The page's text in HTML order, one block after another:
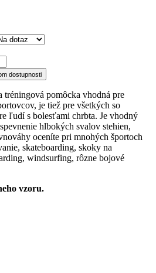
dostupnosti
pomôcka vhodná pre
je tiež pre všetkých so
ľudí s bolesťami chrbta. Je vhodný
hlbokých svalov stehien,
oceníte pri mnohých športoch
skateboarding, skoky na
windsurfing, rôzne bojové
vzoru.